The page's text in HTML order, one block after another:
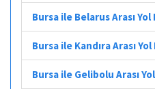
Bursa ile Belarus Arası
Bursa ile Kandıra Arası
Bursa ile Gelibolu Arası